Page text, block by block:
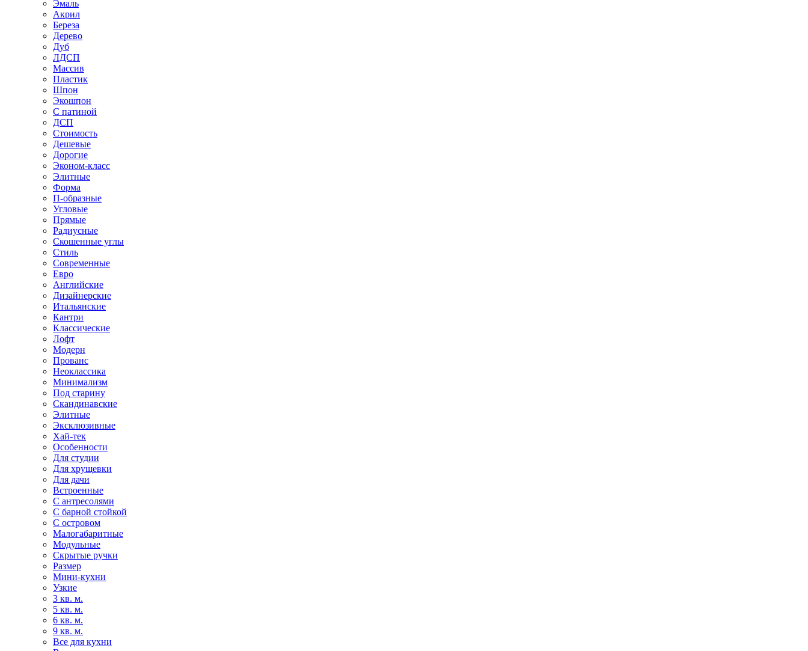
Эмаль
Акрил
Береза
Дерево
Дуб
ЛДСП
Массив
Пластик
Шпон
Экошпон
С патиной
ДСП
Стоимость
Дешевые
Дорогие
Эконом-класс
Элитные
Форма
П-образные
Угловые
Прямые
Радиусные
Скошенные углы
Стиль
Современные
Евро
Английские
Дизайнерские
Итальянские
Кантри
Классические
Лофт
Модерн
Прованс
Неоклассика
Минимализм
Под старину
Скандинавские
Элитные
Эксклюзивные
Хай-тек
Особенности
Для студии
Для хрущевки
Для дачи
Встроенные
С антресолями
С барной стойкой
С островом
Малогабаритные
Модульные
Скрытые ручки
Размер
Мини-кухни
Узкие
3 кв. м.
5 кв. м.
6 кв. м.
9 кв. м.
Все для кухни